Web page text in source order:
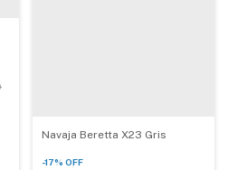
Navaja Beretta X23 Gris
-17% OFF